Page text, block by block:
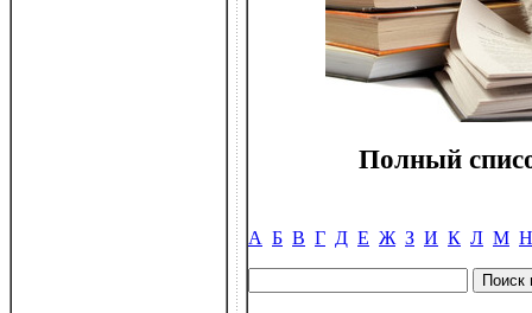
Полный
А Б В Г Д Е Ж З И К Л М Н